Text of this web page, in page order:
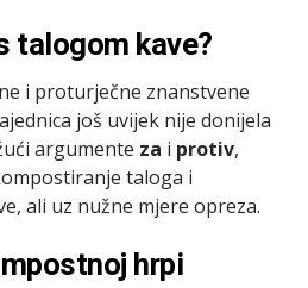
talogom kave?
i proturječne znanstvene
još uvijek nije donijela
argumente za i protiv,
taloga i
ali uz nužne mjere opreza.
hrpi